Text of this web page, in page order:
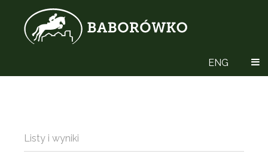
ENG
Listy i wyniki